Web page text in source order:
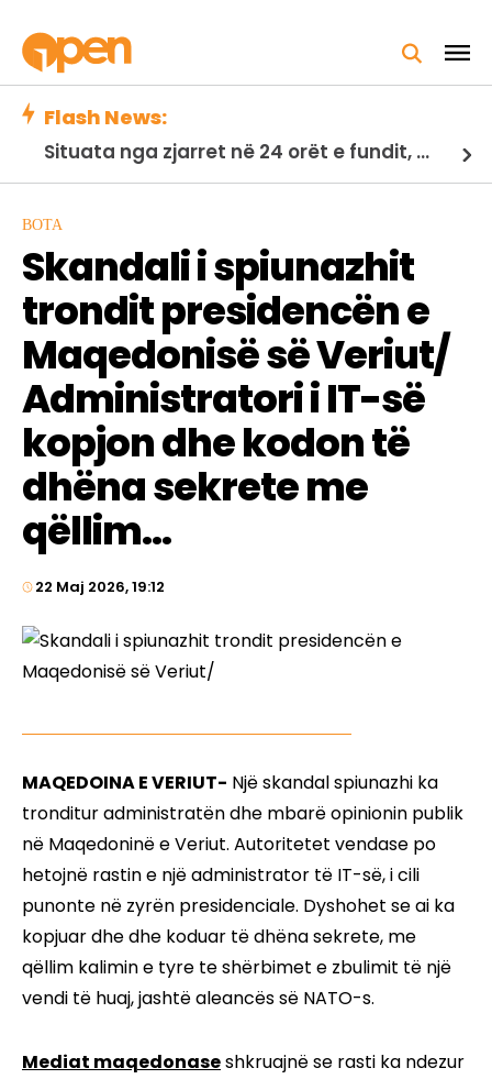
Flash News:
Situata nga zjarret në 24 orët e fundit, Ministria e Mbrojtjes: 21 vatra të shuara, 2 nën monitorim
BOTA
Skandali i spiunazhit
trondit presidencën e
Maqedonisë së Veriut/
Administratori i IT-së
kopjon dhe kodon të
dhëna sekrete me
qëllim...
22 Maj 2026, 19:12
MAQEDOINA E VERIUT- Një skandal spiunazhi ka
tronditur administratën dhe mbarë opinionin publik
në Maqedoninë e Veriut. Autoritetet vendase po
hetojnë rastin e një administrator të IT-së, i cili
punonte në zyrën presidenciale. Dyshohet se ai ka
kopjuar dhe dhe koduar të dhëna sekrete, me
qëllim kalimin e tyre te shërbimet e zbulimit të një
vendi të huaj, jashtë aleancës së NATO-s.
Mediat maqedonaseshkruajnë se rasti ka ndezur